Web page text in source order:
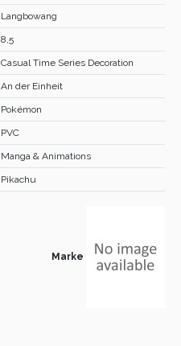
Langbowang
8,5
Casual Time Series Decoration
An der Einheit
Pokémon
PVC
Manga & Animations
Pikachu
Marke